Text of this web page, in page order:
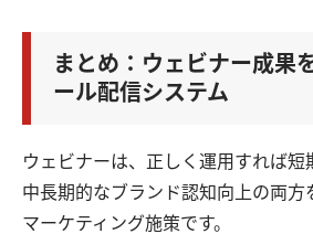
まとめ：ウェビナー成果
ール配信システム
ウェビナーは、正しく運用すれば短
中長期的なブランド認知向上の両方
マーケティング施策です。